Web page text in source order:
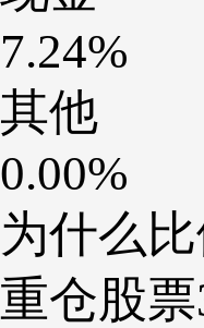
7.24%
其他
0.00%
为什么
重仓股票